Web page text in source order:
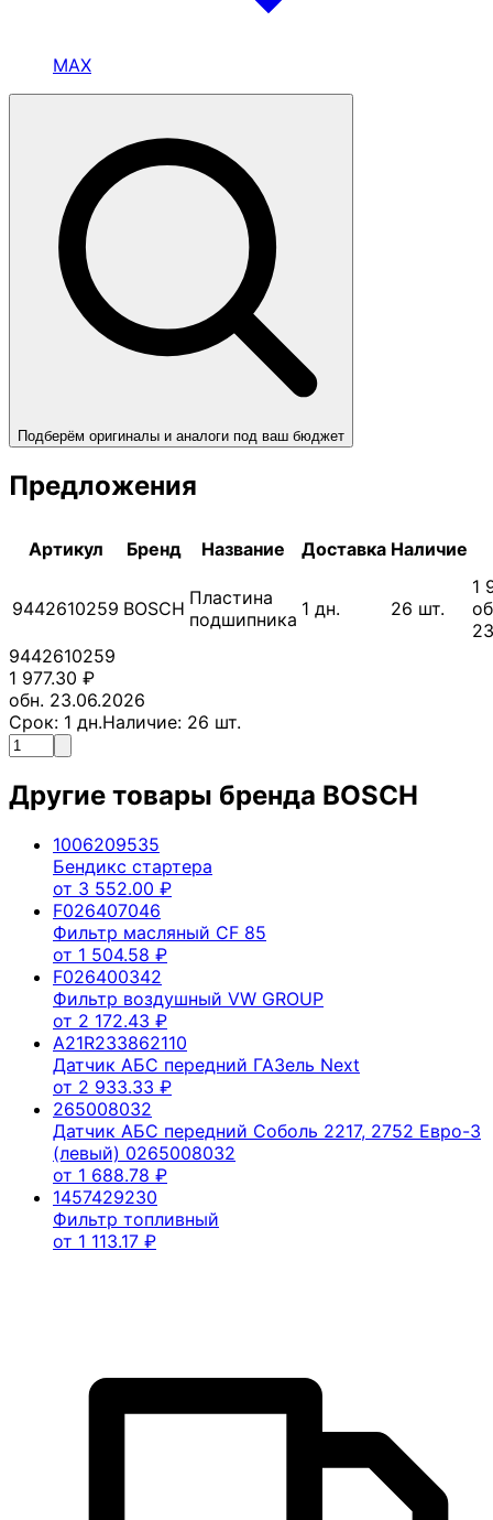
MAX
Подберём оригиналы и аналоги под ваш бюджет
Предложения
Артикул Бренд Название Доставка Наличие
9442610259 BOSCH Пластина
подшипника 1 дн. 26 шт.
1
9442610259
1 977.30 ₽
обн. 23.06.2026
Срок: 1 дн.Наличие: 26 шт.
Другие товары бренда BOSCH
1006209535
Бендикс стартера
от 3 552.00 ₽
F026407046
Фильтр масляный CF 85
от 1 504.58 ₽
F026400342
Фильтр воздушный VW GROUP
от 2 172.43 ₽
A21R233862110
Датчик АБС передний ГАЗель Next
от 2 933.33 ₽
265008032
Датчик АБС передний Соболь 2217, 2752 Евро-3
(левый) 0265008032
от 1 688.78 ₽
1457429230
Фильтр топливный
от 1 113.17 ₽